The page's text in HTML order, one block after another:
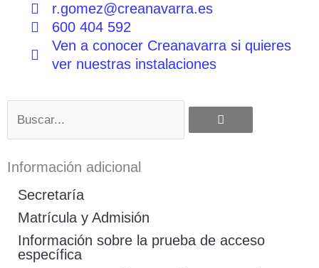
r.gomez@creanavarra.es
600 404 592
Ven a conocer Creanavarra si quieres
ver nuestras instalaciones
Información adicional
Secretaría
Matrícula y Admisión
Información sobre la prueba de acceso
específica